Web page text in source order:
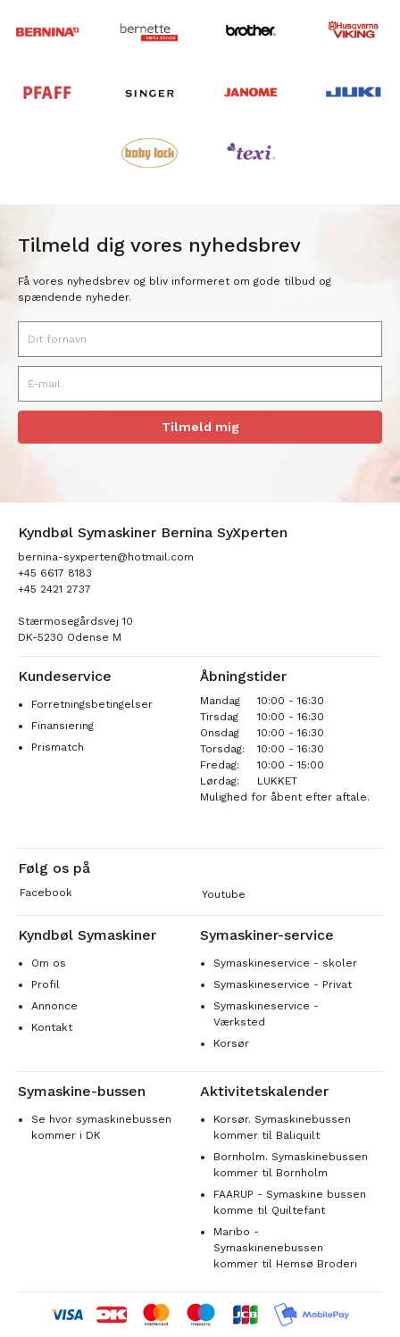
Tilmeld dig vores nyhedsbrev
Få vores nyhedsbrev og bliv informeret om gode tilbud og
spændende nyheder.
Tilmeld mig
Kyndbøl Symaskiner Bernina SyXperten
bernina-syxperten@hotmail.com
+45 6617 8183
+45 2421 2737
Stærmosegårdsvej 10
DK-5230 Odense M
Kundeservice
Forretningsbetingelser
Finansiering
Prismatch
Åbningstider
Mandag
10:00 - 16:30
Tirsdag
10:00 - 16:30
Onsdag
10:00 - 16:30
Torsdag:
10:00 - 16:30
Fredag:
10:00 - 15:00
Lørdag:
LUKKET
Mulighed for åbent efter aftale.
Følg os på
Facebook Youtube
Kyndbøl Symaskiner
Om os
Profil
Annonce
Kontakt
Symaskiner-service
Symaskineservice - skoler
Symaskineservice - Privat
Symaskineservice -
Værksted
Korsør
Symaskine-bussen
Se hvor symaskinebussen
kommer i DK
Aktivitetskalender
Korsør. Symaskinebussen
kommer til Baliquilt
Bornholm. Symaskinebussen
kommer til Bornholm
FAARUP - Symaskine bussen
komme til Quiltefant
Maribo -
Symaskinenebussen
kommer til Hemsø Broderi